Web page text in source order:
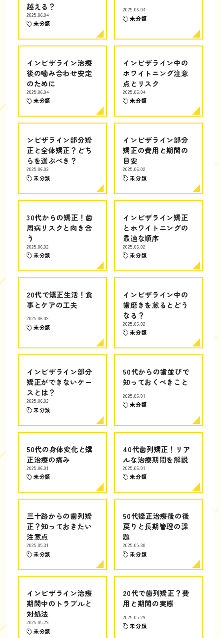
越える？
2025.06.04
未分類
2025.06.04
未分類
インビザライン治療
後の噛み合わせ安定
のために
2025.06.04
未分類
インビザライン中の
ホワイトニング注意
点とリスク
2025.06.04
未分類
ンビザライン部分矯
正と全体矯正？どち
らを選ぶべき？
2025.06.03
未分類
インビザライン部分
矯正の費用と期間の
目安
2025.06.02
未分類
30代からの矯正！歯
周病リスクと向き合
う
2025.06.02
未分類
インビザライン矯正
とホワイトニングの
最適な順序
2025.06.02
未分類
20代で矯正生活！食
事とケアの工夫
2025.06.02
未分類
インビザライン中の
歯磨きを怠るとどう
なる？
2025.06.02
未分類
インビザライン部分
矯正ができないケー
スとは？
2025.06.02
未分類
50代からの歯並びで
知っておくべきこと
2025.06.01
未分類
50代の身体変化と矯
正治療の痛み
2025.06.01
未分類
40代歯列矯正！リア
ルな治療期間を解説
2025.06.01
未分類
三十路からの歯列矯
正？知っておきたい
注意点
2025.05.31
未分類
50代矯正治療後の後
戻りと長期管理の課
題
2025.05.30
未分類
インビザライン治療
期間中のトラブルと
対処法
2025.05.29
未分類
20代で歯列矯正？費
用と期間の実態
2025.05.29
未分類